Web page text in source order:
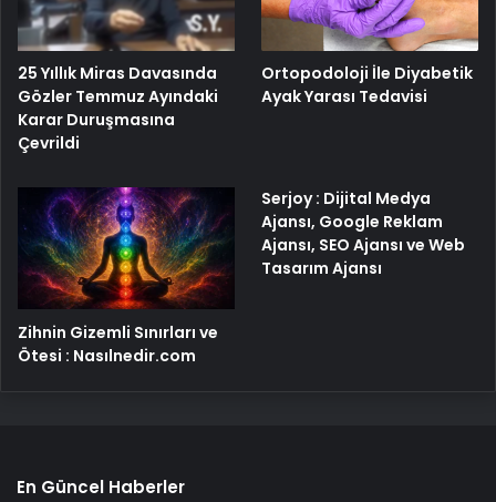
25 Yıllık Miras Davasında
Gözler Temmuz Ayındaki
Karar Duruşmasına
Çevrildi
Ortopodoloji İle Diyabetik
Ayak Yarası Tedavisi
Zihnin Gizemli Sınırları ve
Ötesi : Nasılnedir.com
Serjoy : Dijital Medya
Ajansı, Google Reklam
Ajansı, SEO Ajansı ve Web
Tasarım Ajansı
En Güncel Haberler